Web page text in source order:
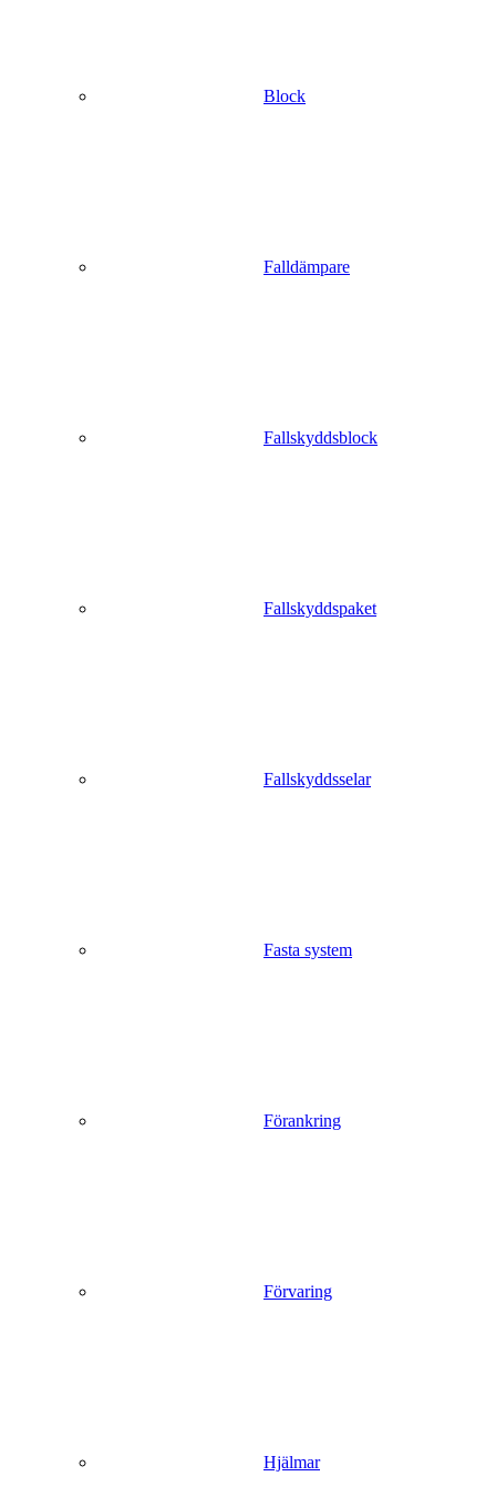
Block
Falldämpare
Fallskyddsblock
Fallskyddspaket
Fallskyddsselar
Fasta system
Förankring
Förvaring
Hjälmar